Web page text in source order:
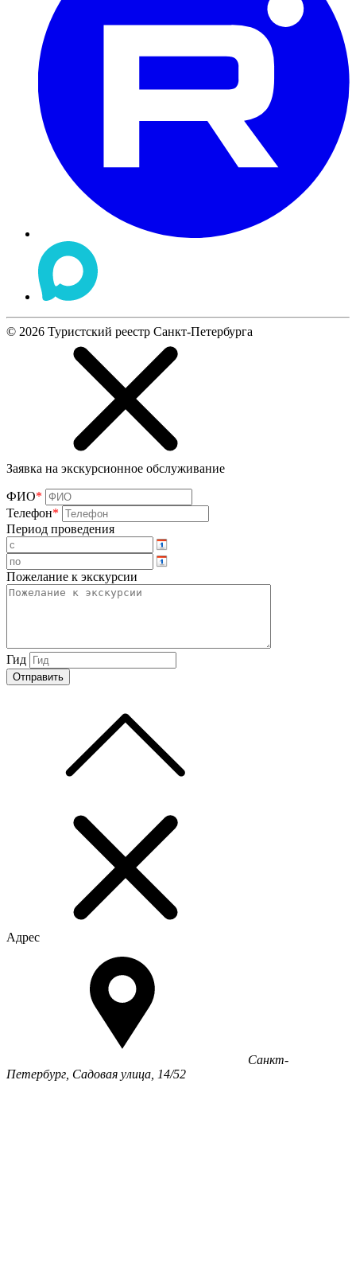
© 2026 Туристский реестр Санкт-Петербурга
Заявка на экскурсионное обслуживание
ФИО*
Телефон*
Период проведения
Пожелание к экскурсии
Гид
Адрес
Санкт-
Петербург, Садовая улица, 14/52